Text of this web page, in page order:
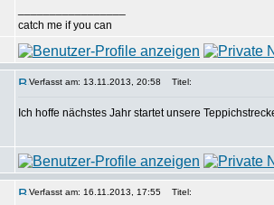
catch me if you can
Verfasst am: 13.11.2013, 20:58 Titel:
Ich hoffe nächstes Jahr startet unsere
Verfasst am: 16.11.2013, 17:55 Titel: